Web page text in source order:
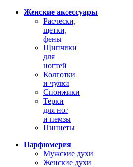
Женские аксессуары
Расчески,
щетки,
фены
Щипчики
для
ногтей
Колготки
и чулки
Спонжики
Терки
для ног
и пемзы
Пинцеты
Парфюмерия
Мужские духи
Женские духи